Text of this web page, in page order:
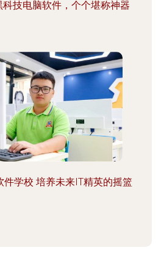
技电脑软件，个个堪称神器
件学校 培养未来IT精英的摇篮